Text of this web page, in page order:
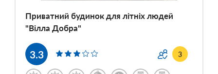
Приватний будинок для літніх людей
"Вілла Добра"
3.3 3